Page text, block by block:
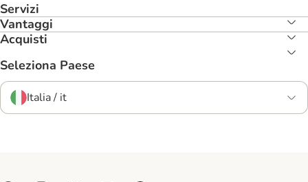
Servizi
Vantaggi
Acquisti
Seleziona Paese
Italia / it